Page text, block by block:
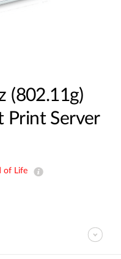
(802.11g)
Print Server
of Life